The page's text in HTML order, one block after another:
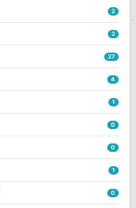
2
2
27
4
1
0
0
1
0